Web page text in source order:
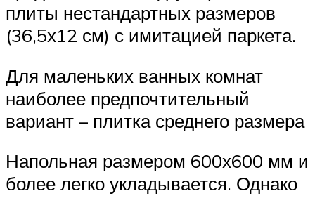
плиты нестандартных размеров
(36,5х12 см) с имитацией паркета.
Для маленьких ванных комнат
наиболее предпочтительный
вариант – плитка среднего размера
Напольная размером 600х600 мм и
более легко укладывается. Однако